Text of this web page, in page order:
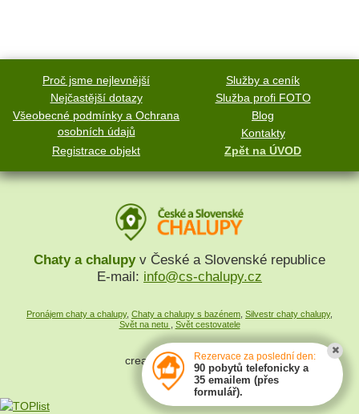
Proč jsme nejlevnější
Služby a ceník
Nejčastější dotazy
Služba profi FOTO
Všeobecné podmínky a Ochrana
osobních údajů
Blog
Kontakty
Registrace objekt
Zpět na ÚVOD
Chaty a chalupyv České a Slovenské republice
E-mail: info@cs-chalupy.cz
Pronájem chaty a chalupy, Chaty a chalupy s bazénem, Silvestr chaty chalupy,
Svět na netu , Svět cestovatele
created bySYMPACT
Rezervace za poslední den:
90 pobytů telefonicky a
35 emailem (přes
formulář).